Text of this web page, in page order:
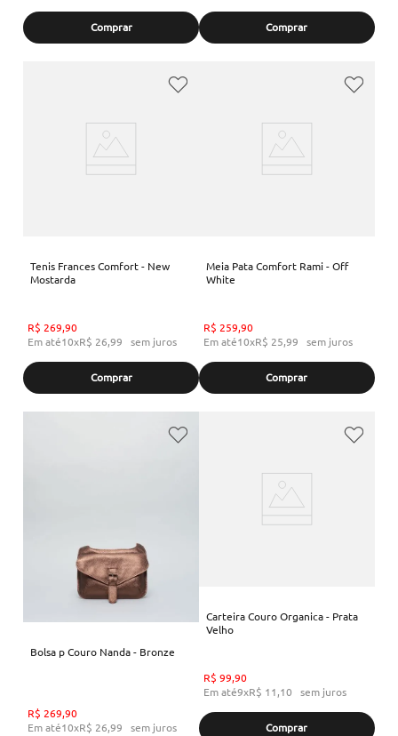
Comprar Comprar
Tenis Frances Comfort - New
Mostarda
R$ 269,90
Em até10xR$ 26,99 sem juros
Comprar
Meia Pata Comfort Rami - Off
White
R$ 259,90
Em até10xR$ 25,99 sem juros
Comprar
Bolsa p Couro Nanda - Bronze
R$ 269,90
Em até10xR$ 26,99 sem juros
Carteira Couro Organica - Prata
Velho
R$ 99,90
Em até9xR$ 11,10 sem juros
Comprar